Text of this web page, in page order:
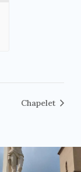
Chapelet